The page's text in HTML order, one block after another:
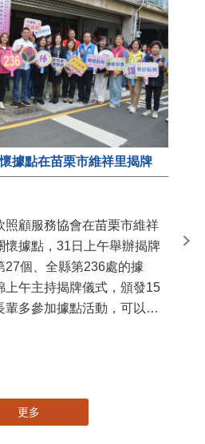
據點在苗栗市維祥里揭牌
照顧服務協會在苗栗市維祥
懷據點，31日上午舉辦揭牌
27個、全縣第236處的據
上午主持揭牌儀式，頒發15
輩多參加據點活動，可以更
苗
更多